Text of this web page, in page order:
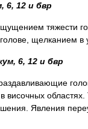
6, 12 и бвр
тяжести
щелканием в
6, 12 и бвр
височных
Явления